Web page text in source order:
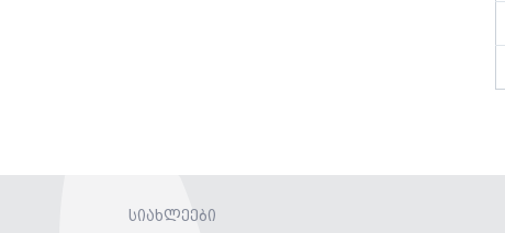
სიახლეები